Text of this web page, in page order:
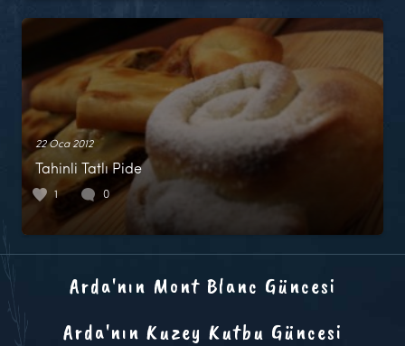
22 Oca 2012
Tahinli Tatlı Pide
1 0
Arda'nın Mont Blanc Güncesi
Arda'nın Kuzey Kutbu Güncesi